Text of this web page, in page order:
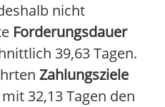
nicht
Forderungsdauer
39,63 Tagen.
Zahlungsziele
32,13 Tagen den